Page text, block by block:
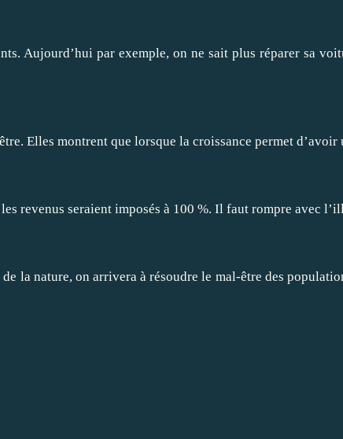
Aujourd’hui par exemple, on ne sait plus réparer sa
Elles montrent que lorsque la croissance permet
revenus seraient imposés à 100 %. Il faut rompre avec
la nature, on arrivera à résoudre le mal-être des